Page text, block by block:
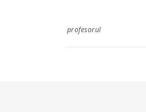
profesorul